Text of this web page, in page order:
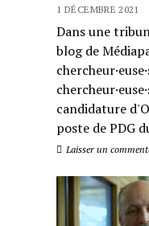
1 DÉCEMBRE 2021
Dans une
blog de
candidature
poste de PDG
Laisser un